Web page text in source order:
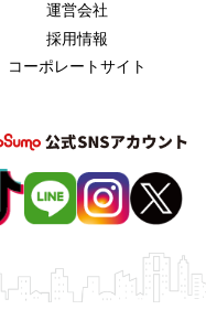
運営会社
採用情報
コーポレートサイト